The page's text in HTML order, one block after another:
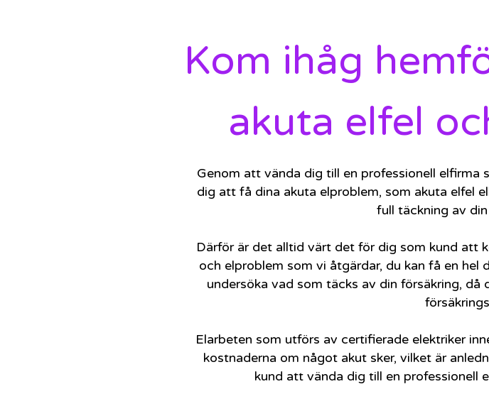
Kom ihåg
akuta elfel
Genom att vända dig till en professionell
dig att få dina akuta elproblem, som akuta elfel
full täckning av
Därför är det alltid värt det för dig som kund att
och elproblem som vi åtgärdar, du kan få en hel
undersöka vad som täcks av din försäkring,
Elarbeten som utförs av certifierade elektriker
kostnaderna om något akut sker, vilket är
kund att vända dig till en professionell